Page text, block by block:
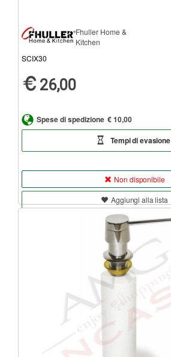
Fhuller Home &
Kitchen
SCIX30
26,00
Spese di spedizione € 10,00
Tempi di evasione
Non disponibile
Aggiungi alla lista